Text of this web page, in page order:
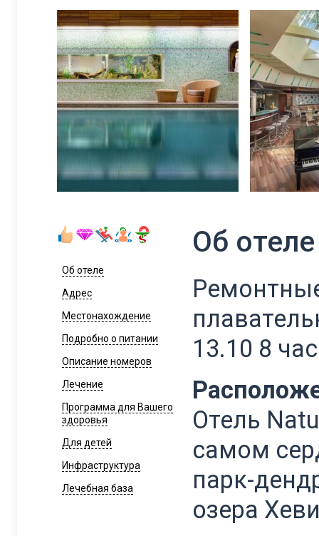
Об отеле
Адрес
Местонахождение
Подробно о питании
Описание номеров
Лечение
Программа для Вашего
здоровья
Для детей
Инфраструктура
Лечебная база
Об отеле
13.10 8
Отель
самом
парк-
озера